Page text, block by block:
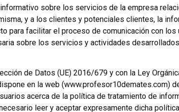
sobre los servicios de la empresa
y a los clientes y potenciales clientes, la
para facilitar el proceso de comunicación con los
sobre los servicios y actividades
de Datos (UE) 2016/679 y con la Ley
en la web (www.profesor10demates.com)
acerca de la política de tratamiento de
leer y aceptar expresamente dicha